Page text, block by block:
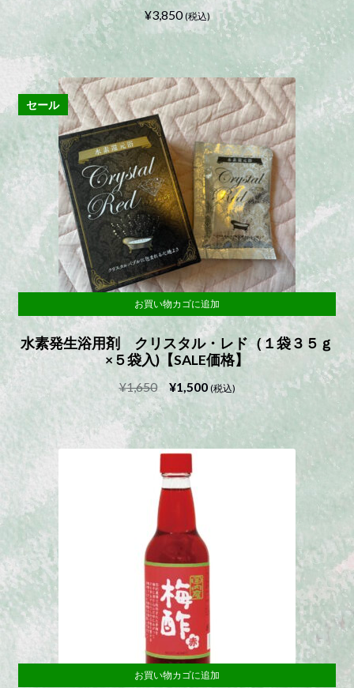
¥3,850 (税込)
水素発生浴用剤 クリスタル・レド（１袋３５ｇ
×５袋入)【SALE価格】
セール
¥1,650
元
の
格
は
¥1,650
で
し
た。
¥1,500現
の
す。
(税込)
お買い物カゴに追加
お買い物カゴに追加